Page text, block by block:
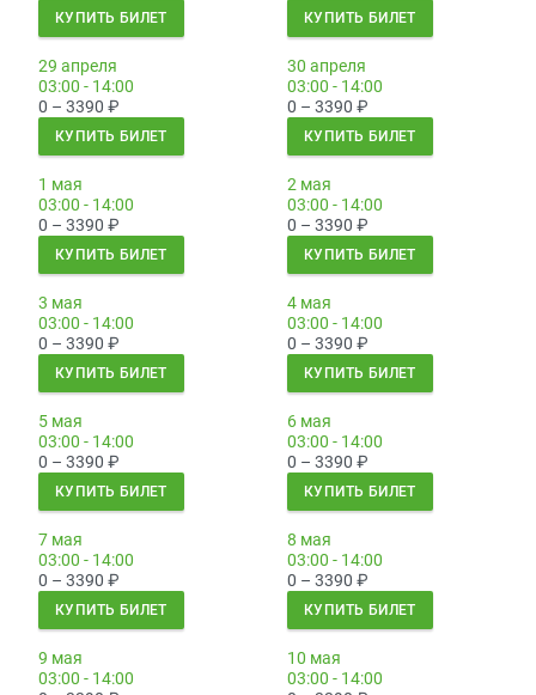
КУПИТЬ БИЛЕТ КУПИТЬ БИЛЕТ
29 апреля
03:00 - 14:00
0 – 3390 ₽
КУПИТЬ БИЛЕТ
30 апреля
03:00 - 14:00
0 – 3390 ₽
КУПИТЬ БИЛЕТ
1 мая
03:00 - 14:00
0 – 3390 ₽
КУПИТЬ БИЛЕТ
2 мая
03:00 - 14:00
0 – 3390 ₽
КУПИТЬ БИЛЕТ
3 мая
03:00 - 14:00
0 – 3390 ₽
КУПИТЬ БИЛЕТ
4 мая
03:00 - 14:00
0 – 3390 ₽
КУПИТЬ БИЛЕТ
5 мая
03:00 - 14:00
0 – 3390 ₽
КУПИТЬ БИЛЕТ
6 мая
03:00 - 14:00
0 – 3390 ₽
КУПИТЬ БИЛЕТ
7 мая
03:00 - 14:00
0 – 3390 ₽
КУПИТЬ БИЛЕТ
8 мая
03:00 - 14:00
0 – 3390 ₽
КУПИТЬ БИЛЕТ
9 мая
03:00 - 14:00
10 мая
03:00 - 14:00